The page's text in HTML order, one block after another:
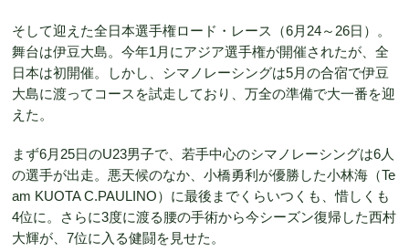
そして迎えた全日本選手権ロード・レース（6月24～26日）。
舞台は伊豆大島。今年1月にアジア選手権が開催されたが、全
日本は初開催。しかし、シマノレーシングは5月の合宿で伊豆
大島に渡ってコースを試走しており、万全の準備で大一番を迎
えた。
まず6月25日のU23男子で、若手中心のシマノレーシングは6人
の選手が出走。悪天候のなか、小橋勇利が優勝した小林海（Te
am KUOTA C.PAULINO）に最後までくらいつくも、惜しくも
4位に。さらに3度に渡る腰の手術から今シーズン復帰した西村
大輝が、7位に入る健闘を見せた。